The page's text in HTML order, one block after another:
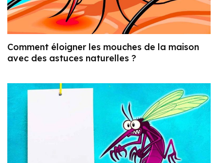
Comment éloigner les mouches de la maison
avec des astuces naturelles ?